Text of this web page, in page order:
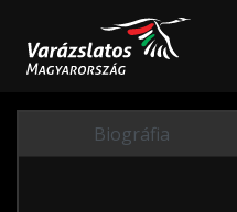
Biográfia